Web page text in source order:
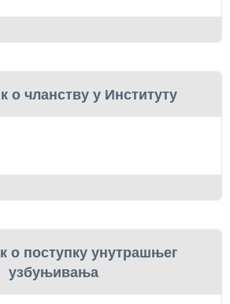
о чланству у Институту
о поступку унутрашњег
узбуњивања